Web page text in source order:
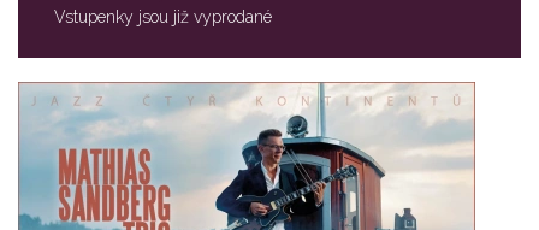
Vstupenky jsou již vyprodané